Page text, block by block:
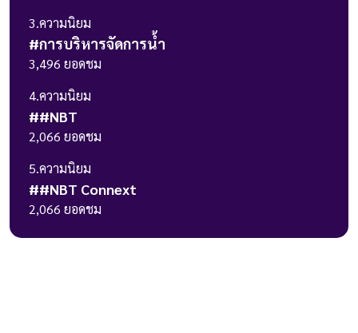
3.ความนิยม
#การบริหารจัดการน้ำ
3,496 ยอดชม
4.ความนิยม
##NBT
2,066 ยอดชม
5.ความนิยม
##NBT Connext
2,066 ยอดชม